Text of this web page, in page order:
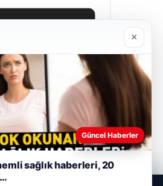
×
Güncel Haberler
sağlık haberleri, 20